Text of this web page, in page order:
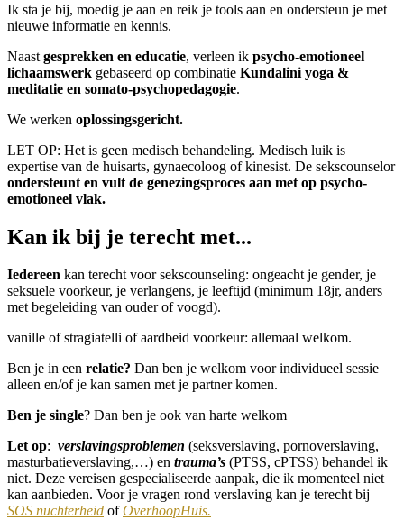
Ik sta je bij, moedig je aan en reik je tools aan en ondersteun je met
nieuwe informatie en kennis.
Naast gesprekken en educatie, verleen ik psycho-emotioneel
lichaamswerk gebaseerd op combinatie Kundalini yoga &
meditatie en somato-psychopedagogie.
We werken oplossingsgericht.
LET OP: Het is geen medisch behandeling. Medisch luik is
expertise van de huisarts, gynaecoloog of kinesist. De sekscounselor
ondersteunt en vult de genezingsproces aan met op psycho-
emotioneel vlak.
Kan ik bij je terecht met...
Iedereen kan terecht voor sekscounseling: ongeacht je gender, je
seksuele voorkeur, je verlangens, je leeftijd (minimum 18jr, anders
met begeleiding van ouder of voogd).
vanille of stragiatelli of aardbeid voorkeur: allemaal welkom.
Ben je in een relatie? Dan ben je welkom voor individueel sessie
alleen en/of je kan samen met je partner komen.
Ben je single? Dan ben je ook van harte welkom
Let op: verslavingsproblemen (seksverslaving, pornoverslaving,
masturbatieverslaving,…) en trauma’s (PTSS, cPTSS) behandel ik
niet. Deze vereisen gespecialiseerde aanpak, die ik momenteel niet
kan aanbieden. Voor je vragen rond verslaving kan je terecht bij
SOS nuchterheid ofOverhoopHuis.